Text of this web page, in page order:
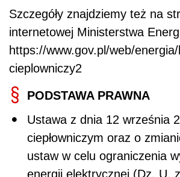
Szczegóły znajdziemy też na
internetowej Ministerstwa
https://www.gov.pl/web/
cieplowniczy2
PODSTAWA PRAWNA
Ustawa z dnia 12 września
ciepłowniczym oraz o
ustaw w celu ograniczenia
energii elektrycznej (Dz. U.